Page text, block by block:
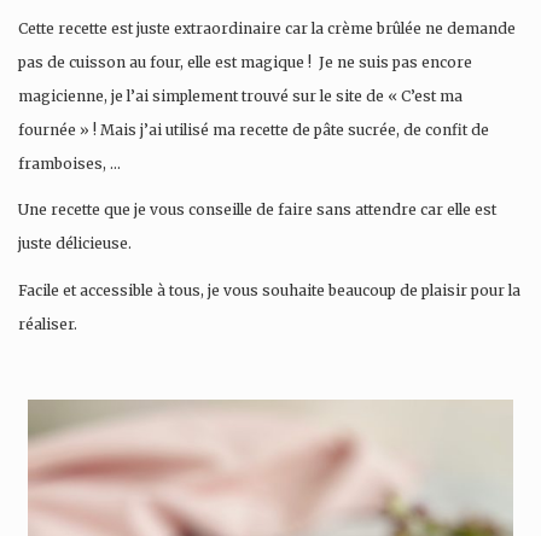
Cette recette est juste extraordinaire car la crème brûlée ne demande
pas de cuisson au four, elle est magique ! Je ne suis pas encore
magicienne, je l’ai simplement trouvé sur le site de « C’est ma
fournée » ! Mais j’ai utilisé ma recette de pâte sucrée, de confit de
framboises, …
Une recette que je vous conseille de faire sans attendre car elle est
juste délicieuse.
Facile et accessible à tous, je vous souhaite beaucoup de plaisir pour la
réaliser.